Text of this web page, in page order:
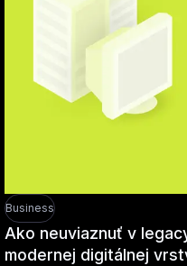
Business
Ako neuviaznuť v
modernej digitálnej